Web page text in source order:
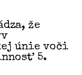
že
únie voči
5.